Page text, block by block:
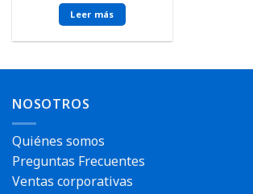
Leer más
NOSOTROS
Quiénes somos
Preguntas Frecuentes
Ventas corporativas